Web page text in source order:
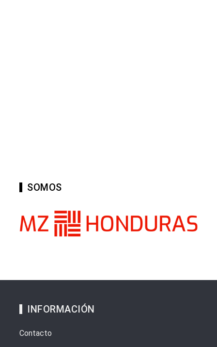
SOMOS
INFORMACIÓN
Contacto